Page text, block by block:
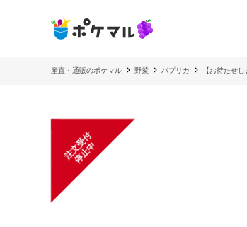
産直・通販のポケマル 野菜 パプリカ 【お待たせ
注
文
受
付
停
止
中